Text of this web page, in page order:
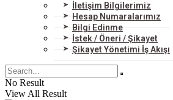
İletişim Bilgilerimiz
Hesap Numaralarımız
Bilgi Edinme
İstek / Öneri / Şikayet
Şikayet Yönetimi İş Akışı
No Result
View All Result